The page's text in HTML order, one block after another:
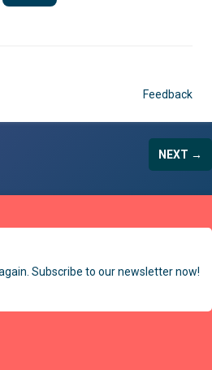
Feedback
NEXT →
Subscribe to our newsletter now!